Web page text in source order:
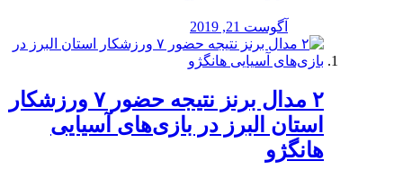
آگوست 21, 2019
۲ مدال برنز نتیجه حضور ۷ ورزشکار
استان البرز در بازی‌های آسیایی
هانگژو